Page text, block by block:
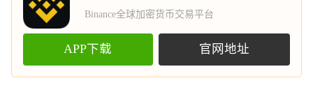
Binance全球加密货币交易平台
APP下载 官网地址